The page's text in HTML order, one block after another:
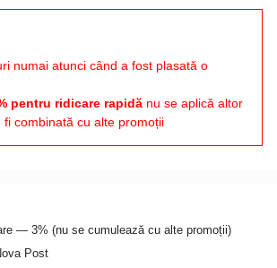
numai atunci când a fost plasată o
pentru ridicare rapidă nu se aplică altor
combinată cu alte promoții
— 3% (nu se cumulează cu alte promoții)
Post